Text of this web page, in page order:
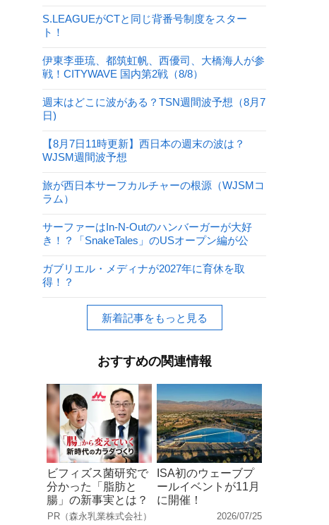
S.LEAGUEがCTと同じ背番号制度をスター
ト！
伊東李亜琉、都筑虹帆、西優司、大橋海人が参
戦！CITYWAVE 国内第2戦（8/8）
週末はどこに波がある？TSN週間波予想（8月7
日)
【8月7日11時更新】西日本の週末の波は？
WJSM週間波予想
旅が西日本サーフカルチャーの根源（WJSMコ
ラム）
サーファーはIn-N-Outのハンバーガーが大好
き！？「SnakeTales」のUSオープン編が公
ガブリエル・メディナが2027年に育休を取
得！？
新着記事をもっと見る
おすすめの関連情報
ビフィズス菌研究で
分かった「脂肪と
腸」の新事実とは？
PR（森永乳業株式会社）
ISA初のウェーブプ
ールイベントが11月
に開催！
2026/07/25